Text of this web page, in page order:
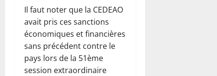
Il faut noter que la CEDEAO
avait pris ces sanctions
économiques et financières
sans précédent contre le
pays lors de la 51ème
session extraordinaire